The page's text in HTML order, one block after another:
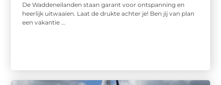
De Waddeneilanden staan garant voor ontspanning en
heerlijk uitwaaien. Laat de drukte achter je! Ben jij van plan
een vakantie ...